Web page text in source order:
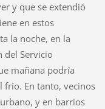
y que se extendió
en estos
la noche, en la
del Servicio
mañana podría
frío. En tanto, vecinos
y en barrios